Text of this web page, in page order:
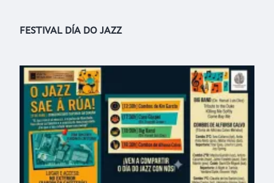
FESTIVAL DÍA DO JAZZ